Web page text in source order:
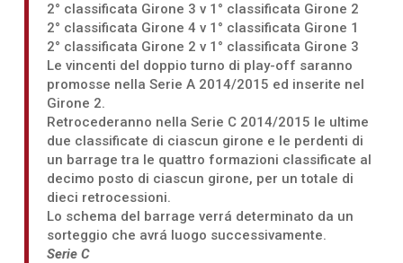
2° classificata Girone 3 v 1° classificata Girone 2
2° classificata Girone 4 v 1° classificata Girone 1
2° classificata Girone 2 v 1° classificata Girone 3
Le vincenti del doppio turno di play-off saranno
promosse nella Serie A 2014/2015 ed inserite nel
Girone 2.
Retrocederanno nella Serie C 2014/2015 le ultime
due classificate di ciascun girone e le perdenti di
un barrage tra le quattro formazioni classificate al
decimo posto di ciascun girone, per un totale di
dieci retrocessioni.
Lo schema del barrage verrá determinato da un
sorteggio che avrá luogo successivamente.
Serie C